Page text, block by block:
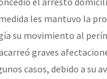
les mantuvo la
su movimiento al
graves
casos, debido a su